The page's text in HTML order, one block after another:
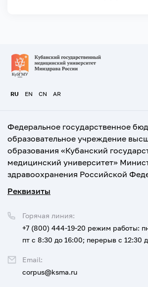
RU EN CN AR
Федеральное государственное
образовательное учреждение
образования «Кубанский
медицинский университет»
здравоохранения Российской
Реквизиты
Горячая линия:
+7 (800) 444-19-20 режим работы:
пт с 8:30 до 16:00; перерыв с 12:30
Email:
corpus@ksma.ru